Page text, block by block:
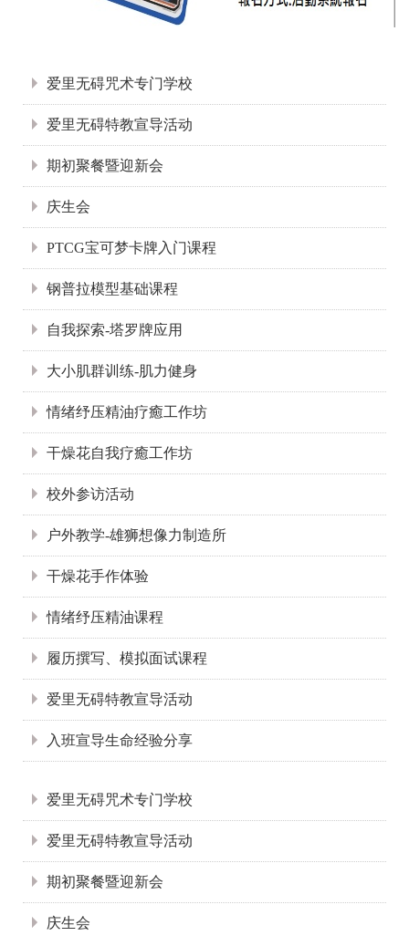
爱里无碍咒术专门学校
爱里无碍特教宣导活动
期初聚餐暨迎新会
庆生会
PTCG宝可梦卡牌入门课程
钢普拉模型基础课程
自我探索-塔罗牌应用
大小肌群训练-肌力健身
情绪纾压精油疗癒工作坊
干燥花自我疗癒工作坊
校外参访活动
户外教学-雄狮想像力制造所
干燥花手作体验
情绪纾压精油课程
履历撰写、模拟面试课程
爱里无碍特教宣导活动
入班宣导生命经验分享
爱里无碍咒术专门学校
爱里无碍特教宣导活动
期初聚餐暨迎新会
庆生会